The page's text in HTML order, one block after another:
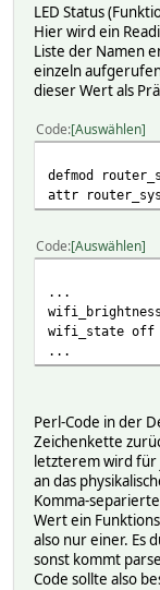
attr <name>
Readings
When the
LED Status
Hier wird ein
Liste der Namen
einzeln
dieser Wert als
Code Auswählen
defmod
attr
Code Auswählen
...
wifi_state off
...
Perl-Code in der
Zeichenkette
letzterem wird für
an das
Komma-
Wert ein
also nur einer. Es
sonst kommt
Code sollte also